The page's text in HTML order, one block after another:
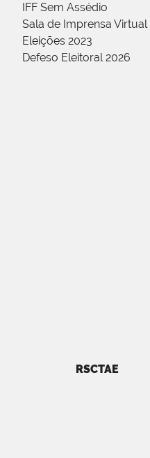
IFF Sem Assédio
Sala de Imprensa Virtual
Eleições 2023
Defeso Eleitoral 2026
RSCTAE